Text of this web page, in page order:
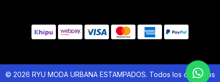
© 2026 RYU MODA URBANA ESTAMPADOS. Todos los derechos